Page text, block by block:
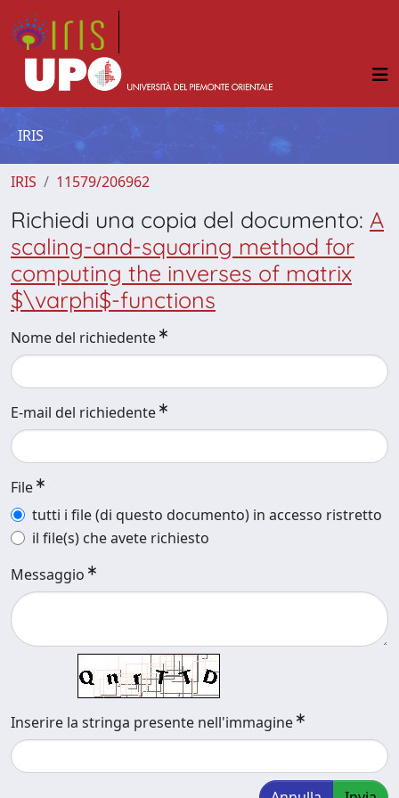
IRIS
IRIS 11579/206962
Richiedi una copia del documento: A
scaling-and-squaring method for
computing the inverses of matrix
$\varphi$-functions
Nome del richiedente
E-mail del richiedente
File
tutti i file (di questo documento) in accesso ristretto
il file(s) che avete richiesto
Messaggio
Inserire la stringa presente nell'immagine